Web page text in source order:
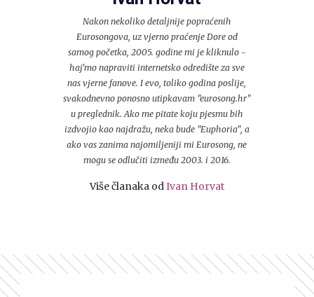
Nakon nekoliko detaljnije popraćenih
Eurosongova, uz vjerno praćenje Dore od
samog početka, 2005. godine mi je kliknulo -
haj'mo napraviti internetsko odredište za sve
nas vjerne fanove. I evo, toliko godina poslije,
svakodnevno ponosno utipkavam "eurosong.hr"
u preglednik. Ako me pitate koju pjesmu bih
izdvojio kao najdražu, neka bude "Euphoria", a
ako vas zanima najomiljeniji mi Eurosong, ne
mogu se odlučiti između 2003. i 2016.
Više članaka od Ivan Horvat